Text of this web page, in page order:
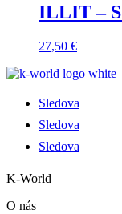
ILLIT –
27,50 €
Sledova
Sledova
Sledova
K-World
O nás